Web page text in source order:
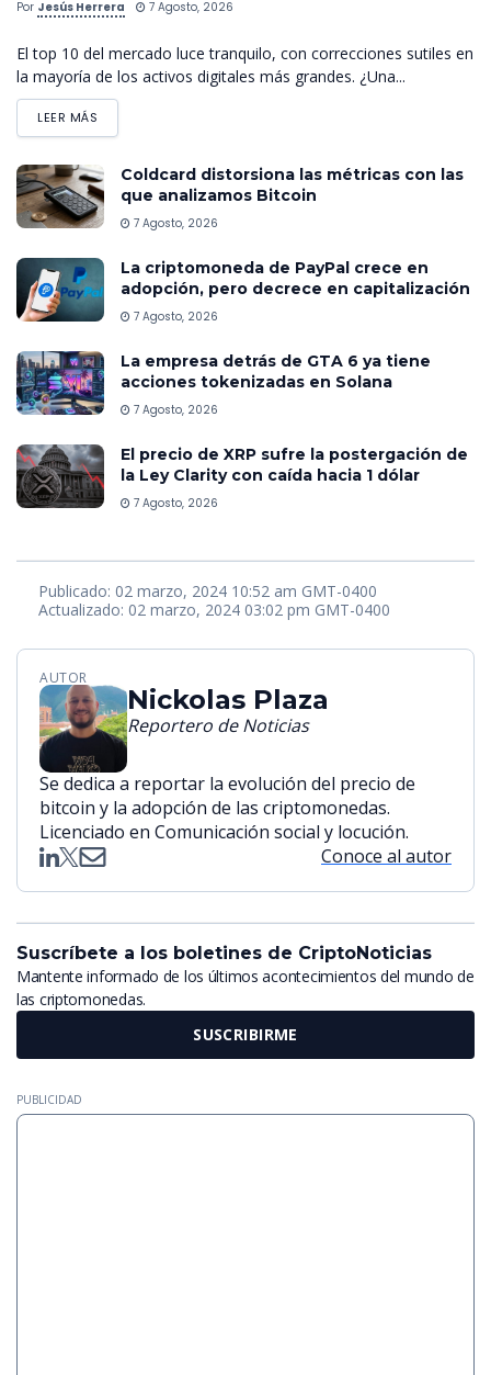
Por Jesús Herrera 7 Agosto, 2026
El top 10 del mercado luce tranquilo, con correcciones sutiles en
la mayoría de los activos digitales más grandes. ¿Una...
LEER MÁS
Coldcard distorsiona las métricas con las
que analizamos Bitcoin
7 Agosto, 2026
La criptomoneda de PayPal crece en
adopción, pero decrece en capitalización
7 Agosto, 2026
La empresa detrás de GTA 6 ya tiene
acciones tokenizadas en Solana
7 Agosto, 2026
El precio de XRP sufre la postergación de
la Ley Clarity con caída hacia 1 dólar
7 Agosto, 2026
Publicado: 02 marzo, 2024 10:52 am GMT-0400
Actualizado: 02 marzo, 2024 03:02 pm GMT-0400
AUTOR
Nickolas Plaza
Reportero de Noticias
Se dedica a reportar la evolución del precio de
bitcoin y la adopción de las criptomonedas.
Licenciado en Comunicación social y locución.
Conoce al autor
Suscríbete a los boletines de CriptoNoticias
Mantente informado de los últimos acontecimientos del mundo de
las criptomonedas.
SUSCRIBIRME
PUBLICIDAD